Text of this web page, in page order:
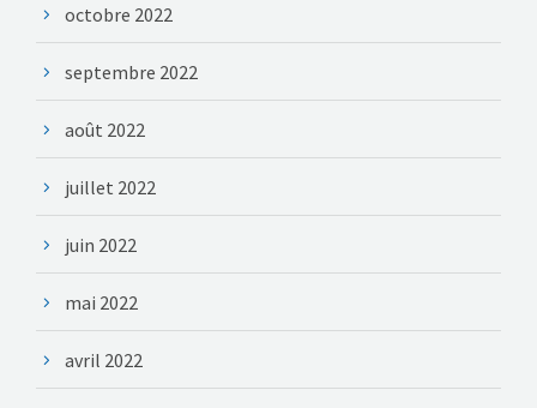
octobre 2022
septembre 2022
août 2022
juillet 2022
juin 2022
mai 2022
avril 2022